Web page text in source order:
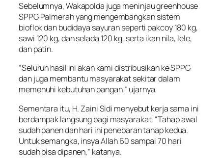
Sebelumnya, Wakapolda juga meninjau greenhouse
SPPG Palmerah yang mengembangkan sistem
bioflok dan budidaya sayuran seperti pakcoy 180 kg,
sawi 120 kg, dan selada 120 kg, serta ikan nila, lele,
dan patin.
“Seluruh hasil ini akan kami distribusikan ke SPPG
dan juga membantu masyarakat sekitar dalam
memenuhi kebutuhan pangan,” ujarnya.
Sementara itu, H. Zaini Sidi menyebut kerja sama ini
berdampak langsung bagi masyarakat. “Tahap awal
sudah panen dan hari ini penebaran tahap kedua.
Untuk semangka, insya Allah 60 sampai 70 hari
sudah bisa dipanen,” katanya.